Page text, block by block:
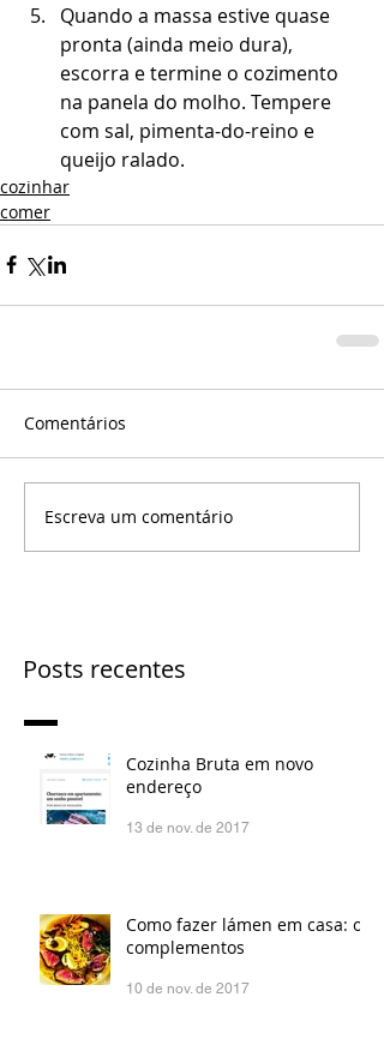
Quando a massa estive quase
pronta (ainda meio dura),
escorra e termine o cozimento
na panela do molho. Tempere
com sal, pimenta-do-reino e
queijo ralado.
cozinhar
comer
Comentários
Escreva um comentário
Posts recentes
Cozinha Bruta em novo
endereço
13 de nov. de 2017
Como fazer lámen em casa: os
complementos
10 de nov. de 2017